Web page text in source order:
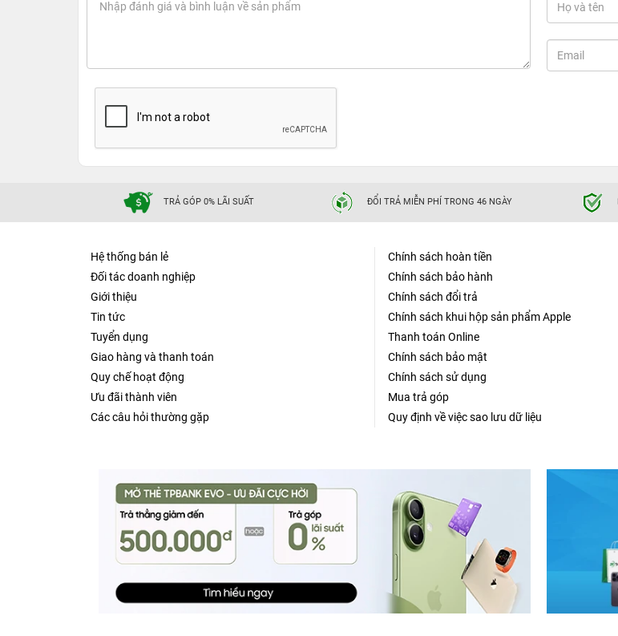
TRẢ GÓP 0% LÃI SUẤT ĐỔI TRẢ MIỄN PHÍ TRONG 46 NGÀY
Hệ thống bán lẻ
Đối tác doanh nghiệp
Giới thiệu
Tin tức
Tuyển dụng
Giao hàng và thanh toán
Quy chế hoạt động
Ưu đãi thành viên
Các câu hỏi thường gặp
Chính sách hoàn tiền
Chính sách bảo hành
Chính sách đổi trả
Chính sách khui hộp sản phẩm Apple
Thanh toán Online
Chính sách bảo mật
Chính sách sử dụng
Mua trả góp
Quy định về việc sao lưu dữ liệu